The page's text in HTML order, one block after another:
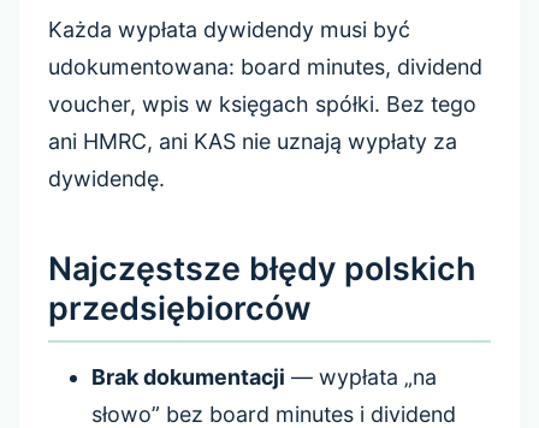
Każda wypłata dywidendy musi być
udokumentowana: board minutes, dividend
voucher, wpis w księgach spółki. Bez tego
ani HMRC, ani KAS nie uznają wypłaty za
dywidendę.
Najczęstsze błędy polskich
przedsiębiorców
Brak dokumentacji — wypłata „na
słowo” bez board minutes i dividend